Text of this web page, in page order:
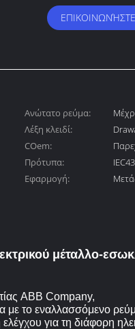
ΕΠΙΚΟΙΝΩΝΉΣΤΕ
Ανώτατο ρεύμα:
Λέξη κλειδί:
COem:
Πρότυπα:
Εφαρμογή:
μέταλλο-
ABB Company,
με το εναλλασσόμενο
για τη διάφορη